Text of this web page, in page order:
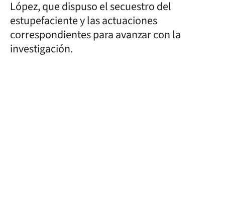
López, que dispuso el secuestro del
estupefaciente y las actuaciones
correspondientes para avanzar con la
investigación.